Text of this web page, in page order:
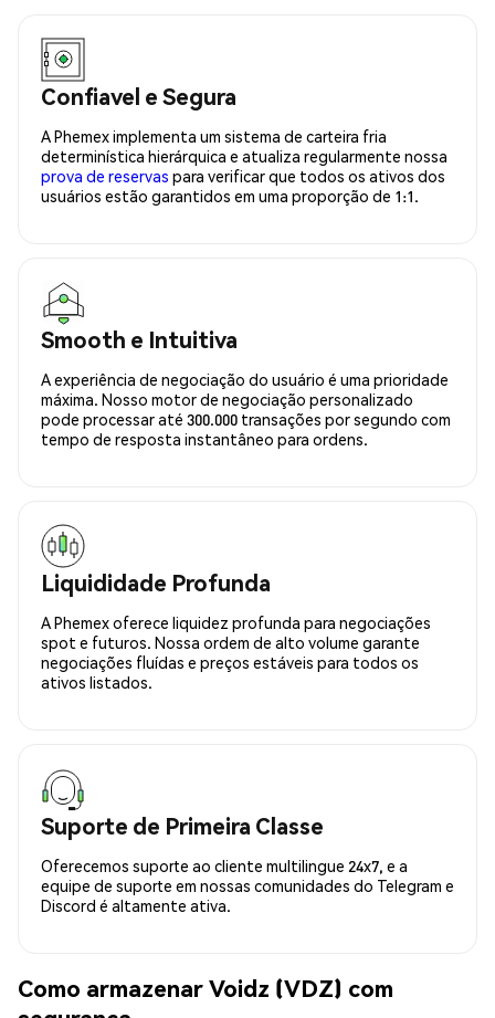
Confiavel e Segura
A Phemex implementa um sistema de carteira fria
determinística hierárquica e atualiza regularmente nossa
prova de reservas para verificar que todos os ativos dos
usuários estão garantidos em uma proporção de 1:1.
Smooth e Intuitiva
A experiência de negociação do usuário é uma prioridade
máxima. Nosso motor de negociação personalizado
pode processar até 300.000 transações por segundo com
tempo de resposta instantâneo para ordens.
Liquididade Profunda
A Phemex oferece liquidez profunda para negociações
spot e futuros. Nossa ordem de alto volume garante
negociações fluídas e preços estáveis para todos os
ativos listados.
Suporte de Primeira Classe
Oferecemos suporte ao cliente multilingue 24x7, e a
equipe de suporte em nossas comunidades do Telegram e
Discord é altamente ativa.
Como armazenar Voidz (VDZ) com